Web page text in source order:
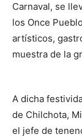
Carnaval, se
los Once
artísticos,
muestra de la
A dicha
de Chilchota,
el jefe de